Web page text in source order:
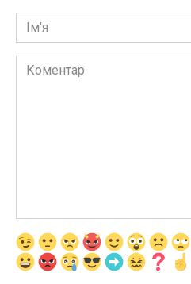
Ім'я
Коментар